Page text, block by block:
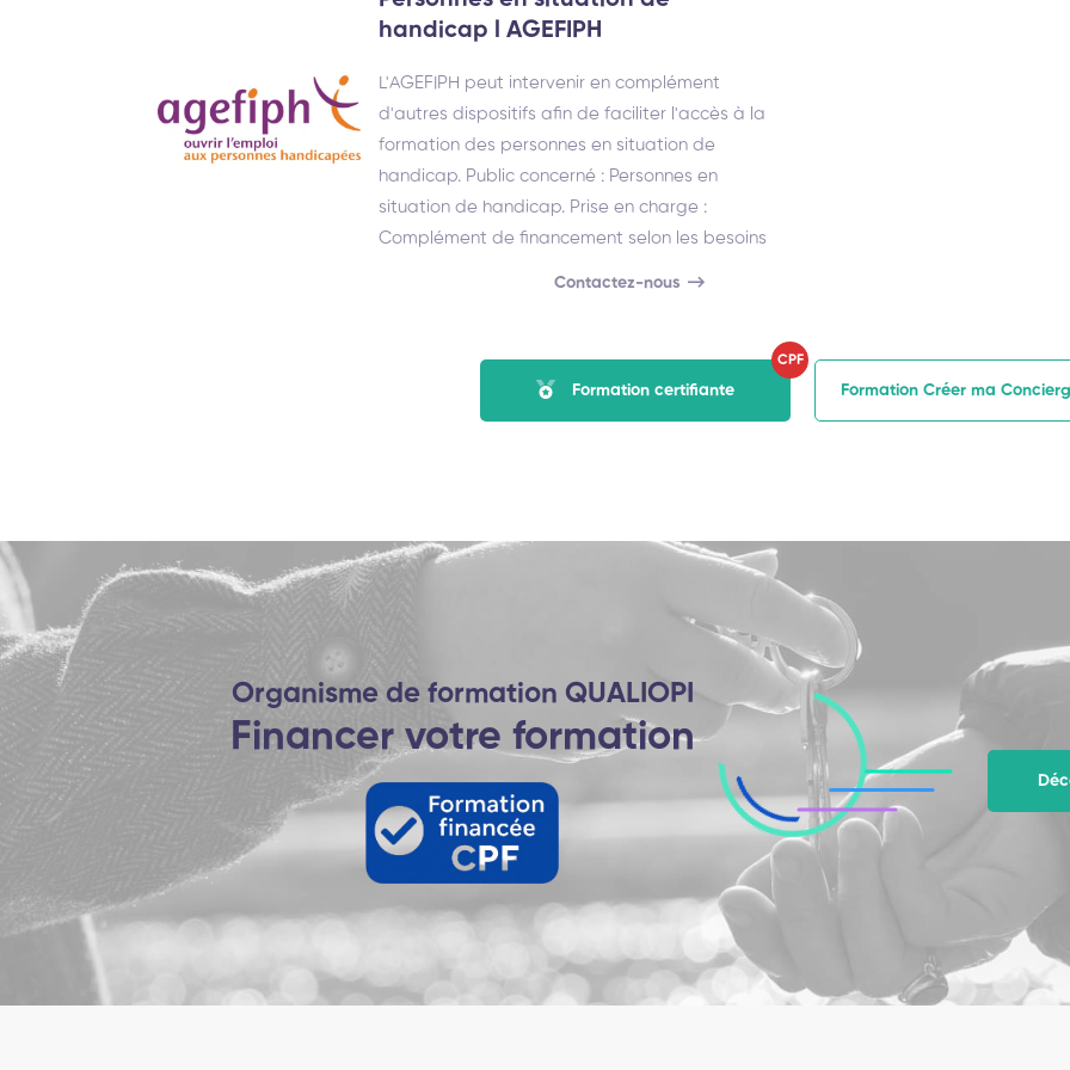
handicap l AGEFIPH
L'AGEFIPH peut intervenir en complément
d'autres dispositifs afin de faciliter l'accès à la
formation des personnes en situation de
handicap. Public concerné : Personnes en
situation de handicap. Prise en charge :
Complément de financement selon les besoins
Contactez-nous
Formation certifiante
CPF
Formation Créer ma
Organisme de formation QUALIOPI
Financer votre formation